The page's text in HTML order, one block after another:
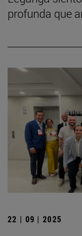
profunda que
22 | 09 | 2025